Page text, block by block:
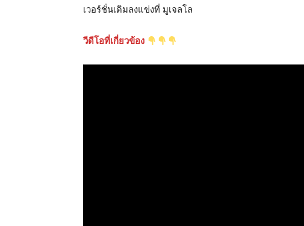
เวอร์ชั่นเดิมลงแข่งที่ มูเจลโล
วีดีโอที่เกี่ยวข้อง